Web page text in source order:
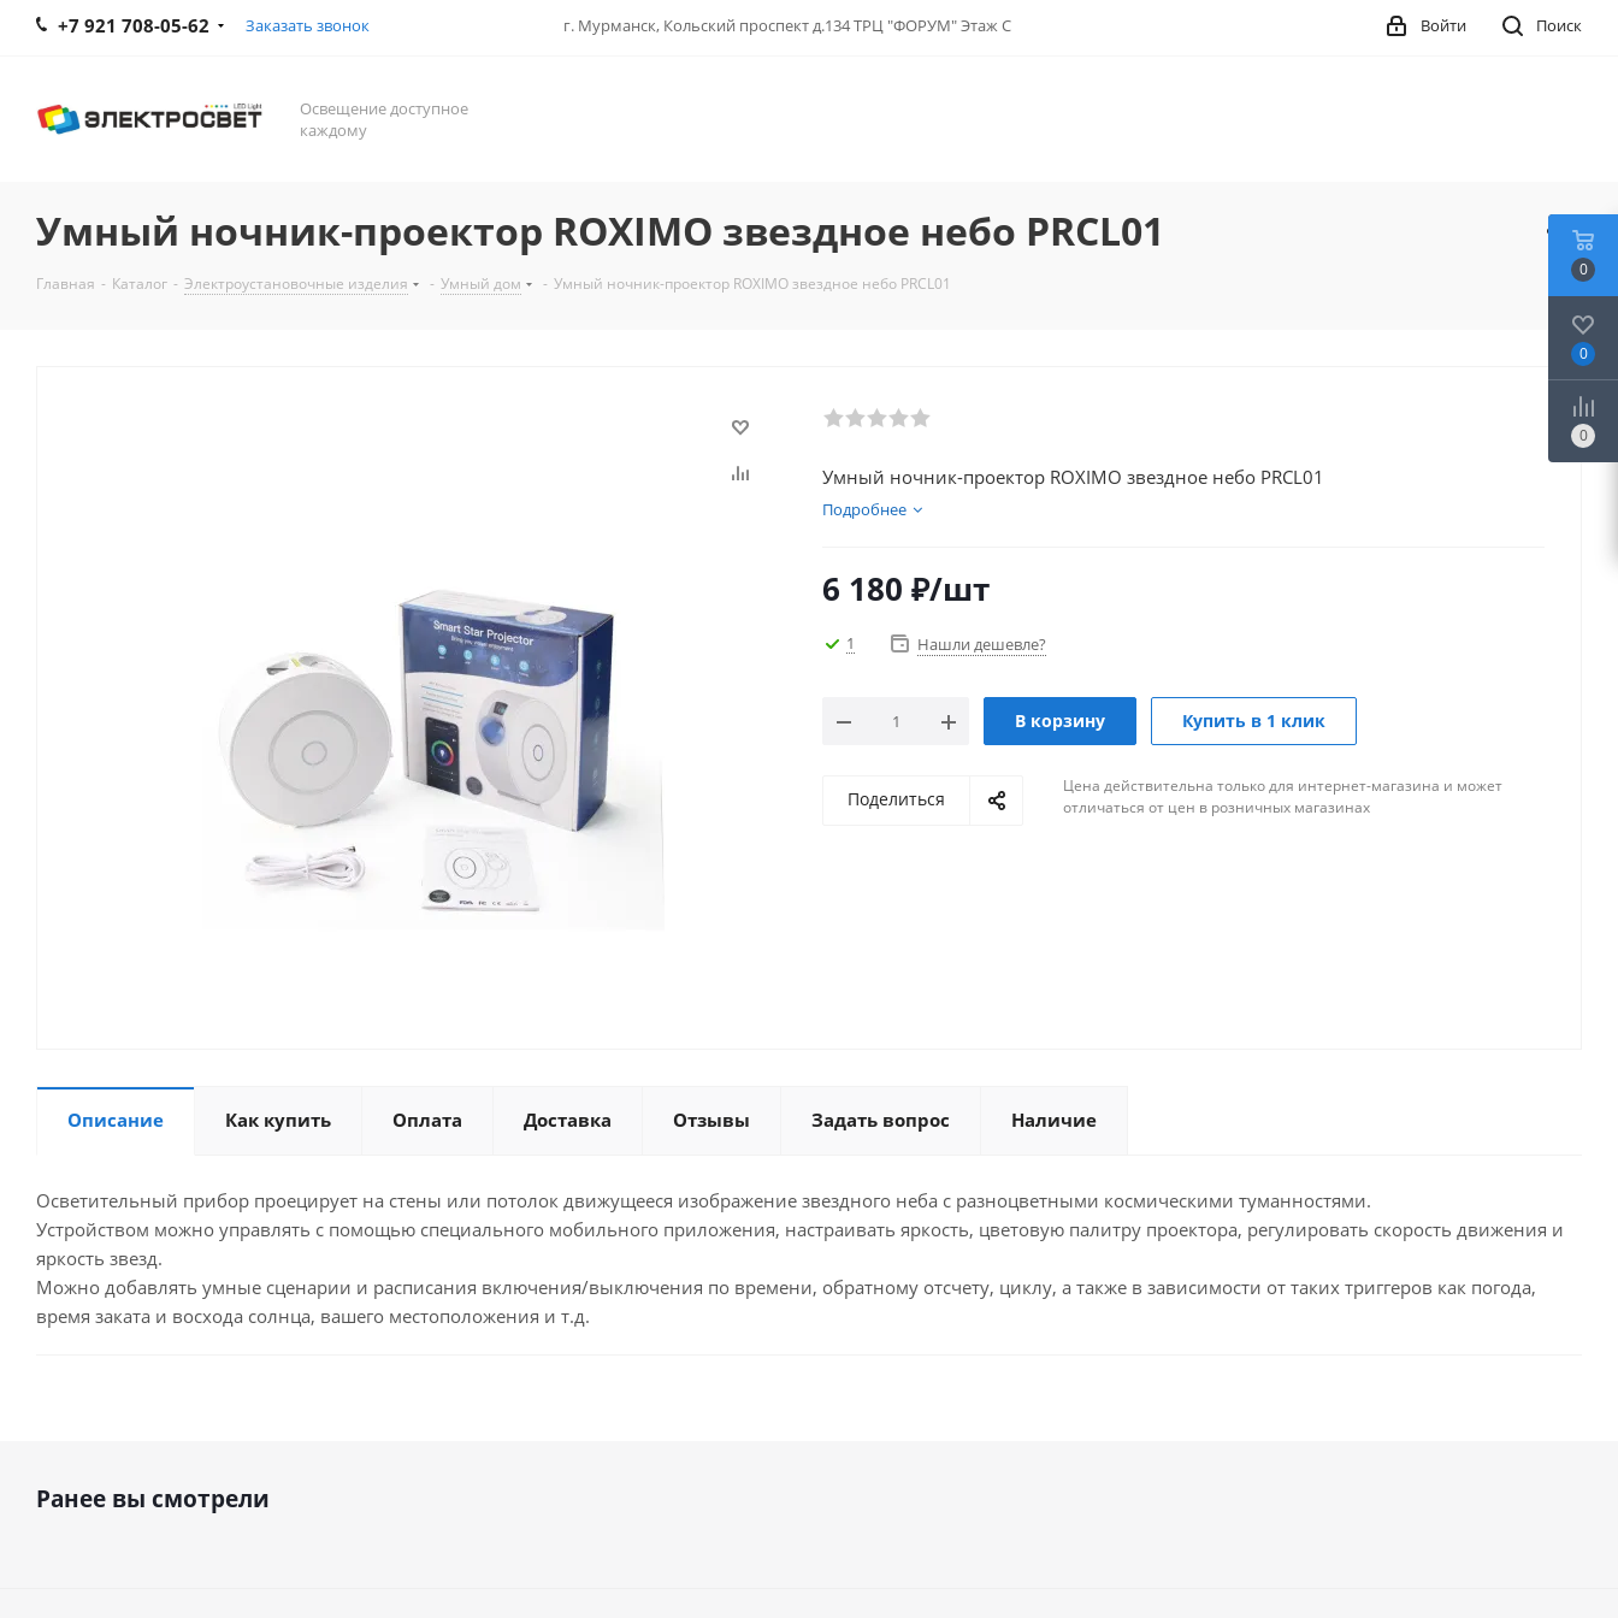
+7 921 708-05-62 Заказать звонок г. Мурманск, Кольский проспект д.134 ТРЦ "ФОРУМ" Этаж С Поиск
Войти
Освещение доступное
каждому
Умный ночник-проектор ROXIMO звездное небо PRCL01
Главная - Каталог - Электроустановочные изделия - Умный дом - Умный ночник-проектор ROXIMO звездное небо PRCL01
Умный ночник-проектор ROXIMO звездное небо PRCL01
Подробнее
6 180 ₽/шт
1 Нашли дешевле?
В корзину Купить в 1 клик
Поделиться
Цена действительна только для интернет-магазина и может
отличаться от цен в розничных магазинах
Описание Как купить Оплата Доставка Отзывы Задать вопрос Наличие
Осветительный прибор проецирует на стены или потолок движущееся изображение звездного неба с разноцветными космическими туманностями.
Устройством можно управлять с помощью специального мобильного приложения, настраивать яркость, цветовую палитру проектора, регулировать скорость движения и
яркость звезд.
Можно добавлять умные сценарии и расписания включения/выключения по времени, обратному отсчету, циклу, а также в зависимости от таких триггеров как погода,
время заката и восхода солнца, вашего местоположения и т.д.
Ранее вы смотрели
0
0
0